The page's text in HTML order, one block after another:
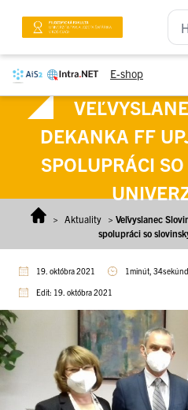
E-shop
DEKANKA FF
SPOLUPRÁCI
> Aktuality > Veľvyslanec
spolupráci so
19. októbra 2021 1minút, 34sekúnd
Edit: 19. októbra 2021